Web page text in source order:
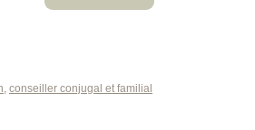
, conseiller conjugal et familial